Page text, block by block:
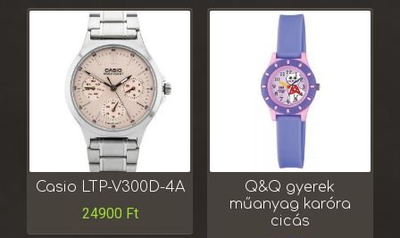
Casio LTP-V300D-4A
24900 Ft
Q&Q gyerek
műanyag karóra
cicás